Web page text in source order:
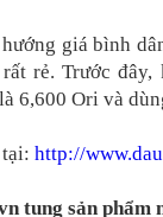
giá bình
rẻ. Trước
6,600 Ori và
http://
tung sản phẩm